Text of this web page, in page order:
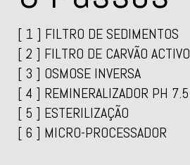
[ 1 ] FILTRO DE SEDIMENTOS
[ 2 ] FILTRO DE CARVÃO ACTIVO
[ 3 ] OSMOSE INVERSA
[ 4 ] REMINERALIZADOR PH 7.5
[ 5 ] ESTERILIZAÇÃO
[ 6 ] MICRO-PROCESSADOR